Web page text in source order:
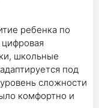
ребенка по
школьные
под
сложности
комфортно и